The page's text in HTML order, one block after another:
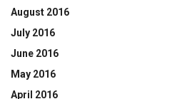
August 2016
July 2016
June 2016
May 2016
April 2016